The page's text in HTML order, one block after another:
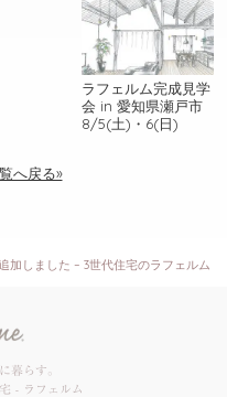
ラフェルム完成見学
会 in 愛知県瀬戸市
8/5(土)・6(日)
へ戻る»
加しました – 3世代住宅のラフェルム
暮らす。
- ラフェルム